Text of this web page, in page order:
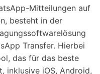
Mitteilungen auf
besteht in der
Transfer. Hierbei
das für das beste
inklusive iOS, Android,